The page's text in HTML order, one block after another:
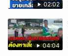
02:02
04:04